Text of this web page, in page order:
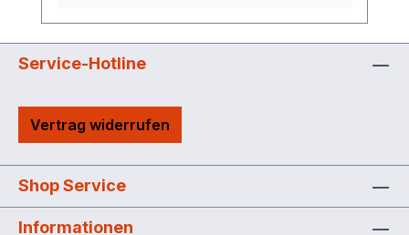
Service-Hotline
Vertrag widerrufen
Shop Service
Informationen